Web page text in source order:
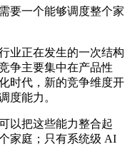
要一个能够调度整个家
业正在发生的一次结构
争主要集中在产品性
时代，新的竞争维度开
度能力。
以把这些能力整合起
家庭；只有系统级 AI